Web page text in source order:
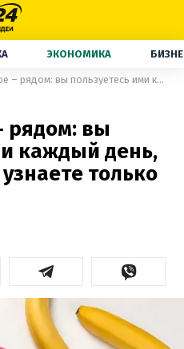
ЭКОНОМИКА
Удивительное – рядом: вы пользуетесь ими каждый день, но их названия узнаете только сейчас
рядом: вы
каждый день,
только